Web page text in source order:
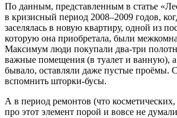
По данным, представленным в статье
в кризисный период 2008–2009 годов,
заселялась в новую квартиру, одной из
которую она приобретала, были
Максимум люди покупали два-три
важные помещения (в туалет и ванную), а
бывало, оставляли даже пустые проёмы.
вспомнить шторки-бусы.
А в период ремонтов (что
про этот элемент порой и вовсе не